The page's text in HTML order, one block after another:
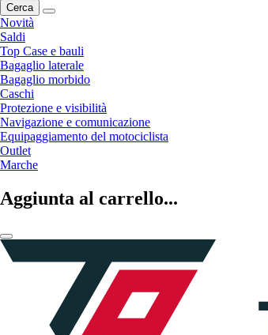
Cerca
Novità
Saldi
Top Case e bauli
Bagaglio laterale
Bagaglio morbido
Caschi
Protezione e visibilità
Navigazione e comunicazione
Equipaggiamento del motociclista
Outlet
Marche
Aggiunta al carrello...